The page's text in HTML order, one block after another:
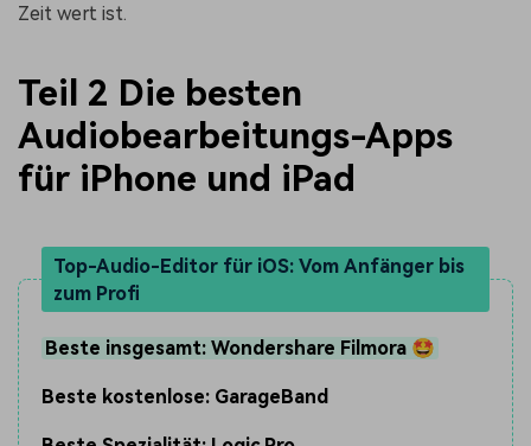
Zeit wert ist.
Teil 2 Die besten
Audiobearbeitungs-Apps
für iPhone und iPad
Top-Audio-Editor für iOS: Vom Anfänger bis
zum Profi
Beste insgesamt: Wondershare Filmora 🤩
Beste kostenlose: GarageBand